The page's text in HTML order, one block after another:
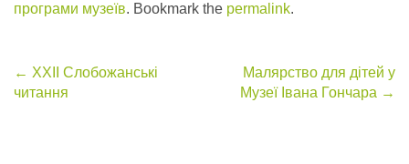
програми музеїв. Bookmark the permalink.
Post
← XXII Слобожанські
читання
Малярство для дітей у
Музеї Івана Гончара →